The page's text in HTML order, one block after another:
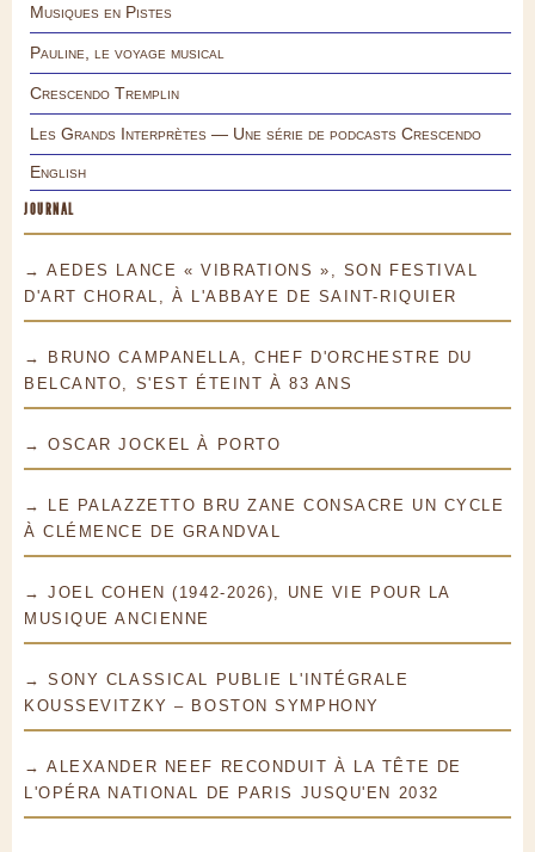
Musiques en Pistes
Pauline, le voyage musical
Crescendo Tremplin
Les Grands Interprètes — Une série de podcasts Crescendo
English
JOURNAL
→ AEDES LANCE « VIBRATIONS », SON FESTIVAL
D'ART CHORAL, À L'ABBAYE DE SAINT-RIQUIER
→ BRUNO CAMPANELLA, CHEF D'ORCHESTRE DU
BELCANTO, S'EST ÉTEINT À 83 ANS
→ OSCAR JOCKEL À PORTO
→ LE PALAZZETTO BRU ZANE CONSACRE UN CYCLE
À CLÉMENCE DE GRANDVAL
→ JOEL COHEN (1942-2026), UNE VIE POUR LA
MUSIQUE ANCIENNE
→ SONY CLASSICAL PUBLIE L'INTÉGRALE
KOUSSEVITZKY – BOSTON SYMPHONY
→ ALEXANDER NEEF RECONDUIT À LA TÊTE DE
L'OPÉRA NATIONAL DE PARIS JUSQU'EN 2032